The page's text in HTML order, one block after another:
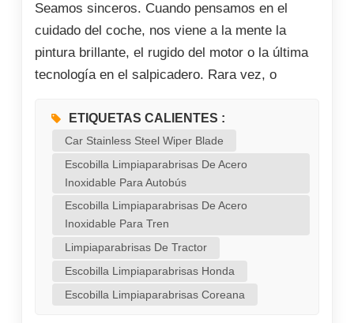
Seamos sinceros. Cuando pensamos en el
cuidado del coche, nos viene a la mente la
pintura brillante, el rugido del motor o la última
tecnología en el salpicadero. Rara vez, o
goma que se arquean silenciosamente sobre el
parabrisas... hasta que fallan. Últimamente,
mis redes sociales y chats grupales han estado
inesperadamente animados por los
limpiaparabrisas. No por el último
superdeportivo, sino por el chirrido frustrante, la
imagen borrosa o el tragicómico aleteo de una
escobilla al salir volando en medio de un
aguacero. Parece que hemos recordado
ETIQUETAS CALIENTES :
Car Stainless Steel Wiper Blade
Escobilla Limpiaparabrisas De Acero
Inoxidable Para Autobús
Escobilla Limpiaparabrisas De Acero
Inoxidable Para Tren
Limpiaparabrisas De Tractor
Escobilla Limpiaparabrisas Honda
Escobilla Limpiaparabrisas Coreana